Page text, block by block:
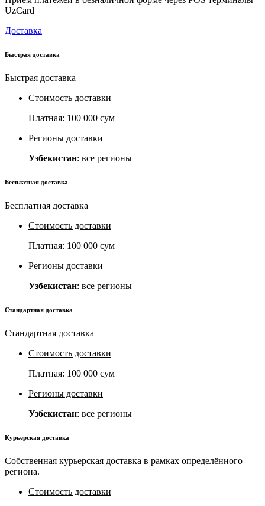
UzCard
Доставка
Быстрая доставка
Быстрая доставка
Стоимость доставки
Платная: 100 000 сум
Регионы доставки
Узбекистан: все регионы
Бесплатная доставка
Бесплатная доставка
Стоимость доставки
Платная: 100 000 сум
Регионы доставки
Узбекистан: все регионы
Стандартная доставка
Стандартная доставка
Стоимость доставки
Платная: 100 000 сум
Регионы доставки
Узбекистан: все регионы
Курьерская доставка
Собственная курьерская доставка в рамках определённого
региона.
Стоимость доставки